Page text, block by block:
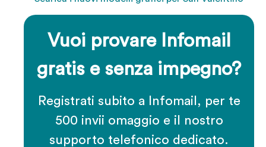
Vuoi provare Infomail
gratis e senza impegno?
Registrati subito a Infomail, per te
500 invii omaggio e il nostro
supporto telefonico dedicato.